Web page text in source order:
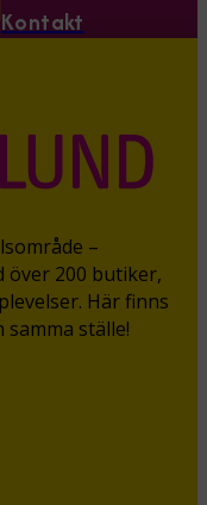
Kontakt
–
över 200 butiker,
Här finns
ställe!